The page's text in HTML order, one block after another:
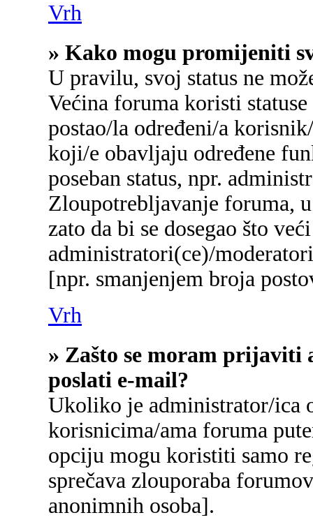
Vrh
» Kako mogu promijeniti
U pravilu, svoj status ne
Većina foruma koristi
postao/la određeni/a
koji/e obavljaju određene
poseban status, npr.
Zloupotrebljavanje foruma,
zato da bi se dosegao što
administratori(ce)/
[npr. smanjenjem broja
Vrh
» Zašto se moram
poslati e-mail?
Ukoliko je administrator/ica
korisnicima/ama foruma
opciju mogu koristiti samo
sprečava zlouporaba
anonimnih osoba].